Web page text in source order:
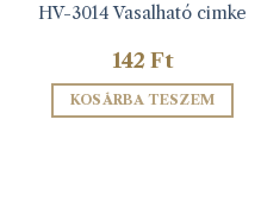
HV-3014 Vasalható cimke
142 Ft
KOSÁRBA TESZEM